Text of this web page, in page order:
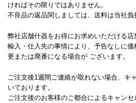
ければその限りではありません。
不良品の返品関しましては、送料は当社負
弊社店舗什器をお得にお求めいただける店
輸入・仕入先の事情により、予告なしに
更または廃番になる場合が ございます。
ご注文後1週間ご連絡が取れない場合、キ
いております。
ご注文後のお客様のご都合によるキャン